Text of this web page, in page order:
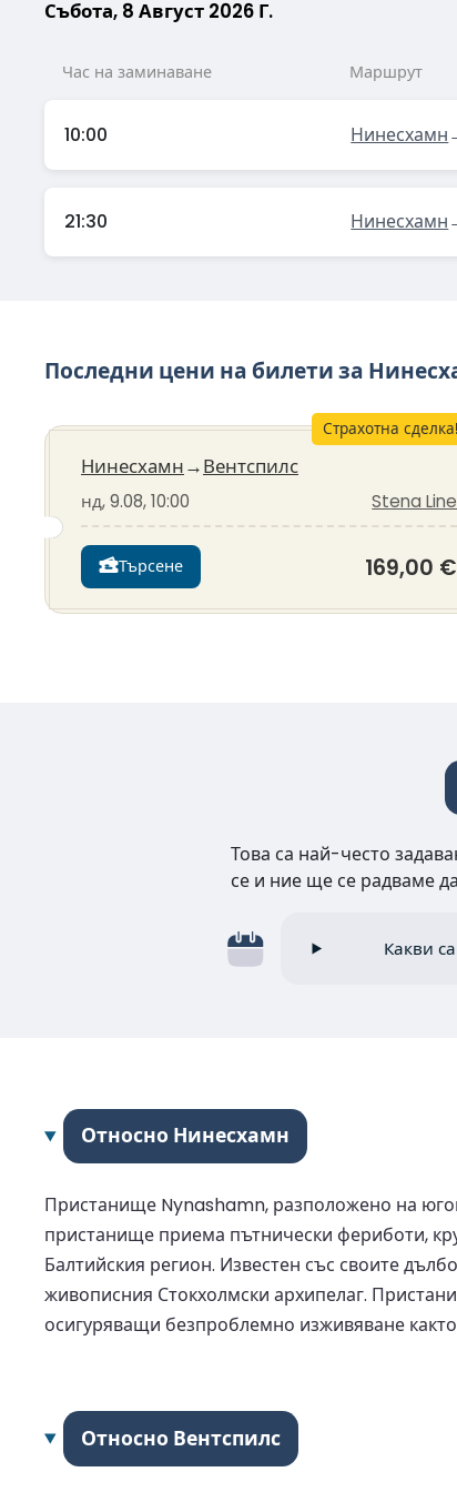
Събота, 8 Август 2026 Г.
Час на заминаване Маршрут
10:00 Нинесхамн
21:30 Нинесхамн
Последни цени на билети за
Страхотна сделка!
Нинесхамн→Вентспилс
нд, 9.08, 10:00 Stena Line
Търсене 169,00 €
Това са най-често
се и ние ще се радваме
Какви
Относно Нинесхамн
Пристанище Nynashamn, разположено на
пристанище приема пътнически фериботи,
Балтийския регион. Известен със своите
живописния Стокхолмски архипелаг.
осигуряващи безпроблемно изживяване
Относно Вентспилс